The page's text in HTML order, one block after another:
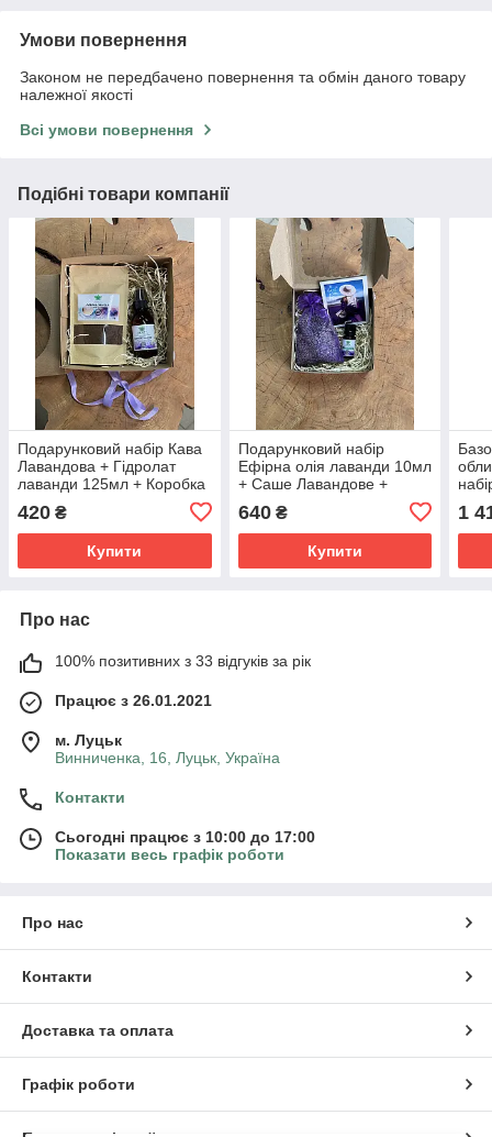
Умови повернення
Законом не передбачено повернення та обмін даного товару
належної якості
Всі умови повернення
Подібні товари компанії
Подарунковий набір Кава
Лавандова + Гідролат
лаванди 125мл + Коробка
420 ₴
Купити
Подарунковий набір
Ефірна олія лаванди 10мл
+ Саше Лавандове +
640₴
Купити
1
Про нас
100% позитивних з 33 відгуків за рік
Працює з 26.01.2021
м. Луцьк
Винниченка, 16, Луцьк, Україна
Контакти
Сьогодні працює з 10:00 до 17:00
Показати весь графік роботи
Про нас
Контакти
Доставка та оплата
Графік роботи